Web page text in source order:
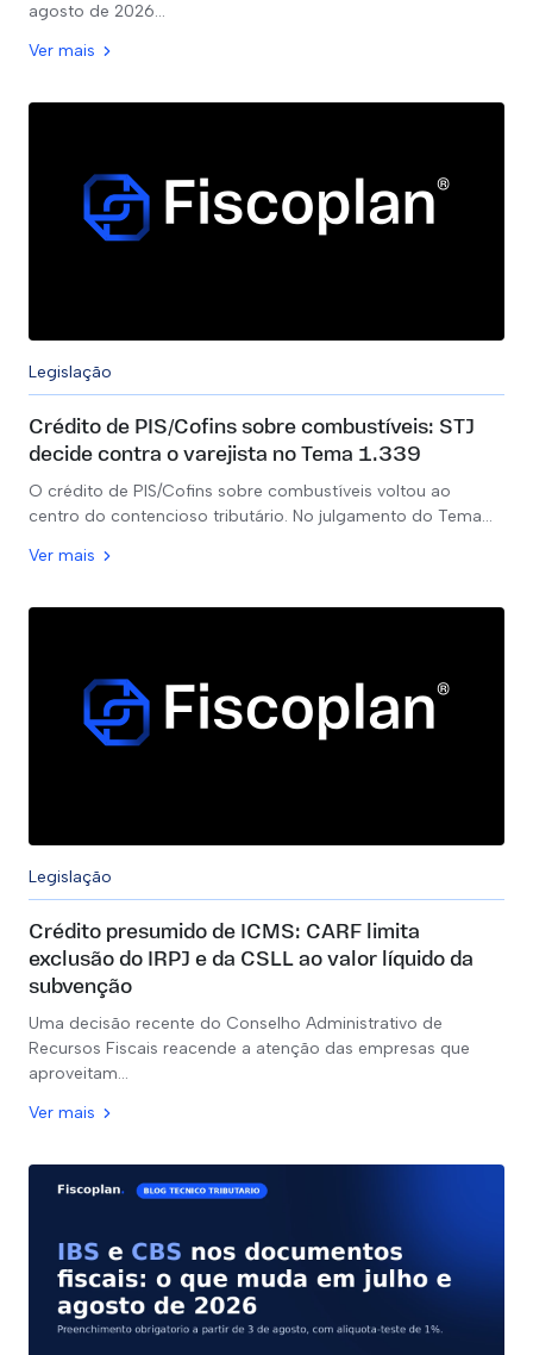
agosto de 2026…
Ver mais
Legislação
Crédito de PIS/Cofins sobre combustíveis: STJ
decide contra o varejista no Tema 1.339
O crédito de PIS/Cofins sobre combustíveis voltou ao
centro do contencioso tributário. No julgamento do Tema…
Ver mais
Legislação
Crédito presumido de ICMS: CARF limita
exclusão do IRPJ e da CSLL ao valor líquido da
subvenção
Uma decisão recente do Conselho Administrativo de
Recursos Fiscais reacende a atenção das empresas que
aproveitam…
Ver mais